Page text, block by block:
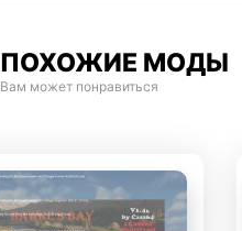
ПОХОЖИЕ МОДЫ
Вам может понравиться